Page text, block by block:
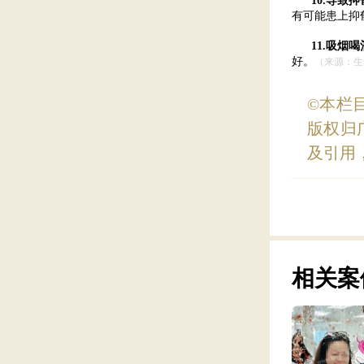
有可能患上抑
11.吸烟喝
好。
（来源：
©本栏
版权归
及引用
相关